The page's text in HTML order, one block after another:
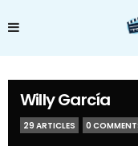
Willy García
29 ARTICLES 0